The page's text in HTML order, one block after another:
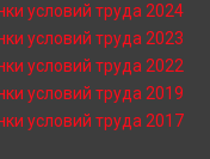
условий труда 2024
условий труда 2023
условий труда 2022
условий труда 2019
условий труда 2017